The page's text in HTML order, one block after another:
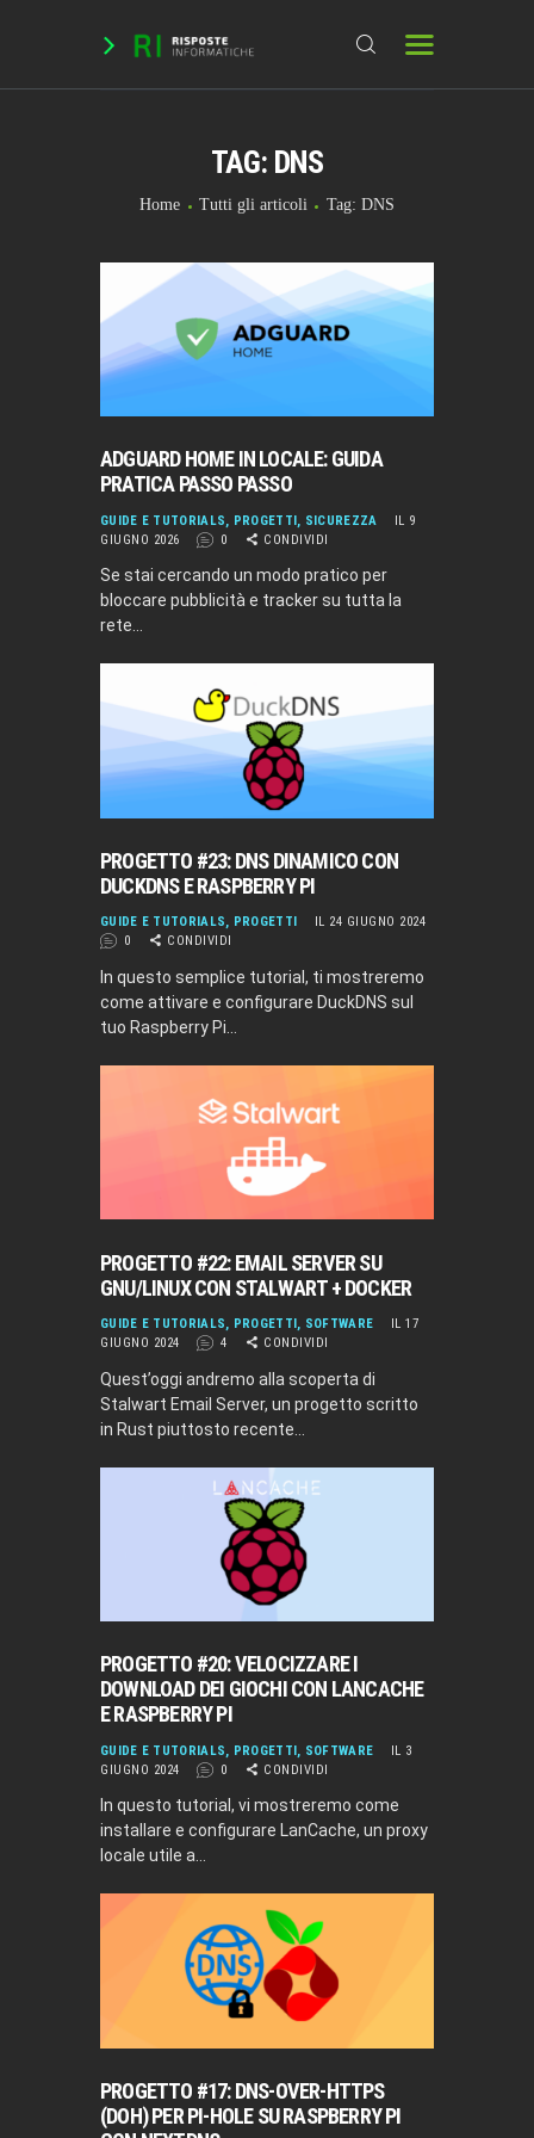
TAG: DNS
Home Tutti gli articoli Tag: DNS
DOMANDE & RICHIESTE
BLOG
FORUM
INFO
ADGUARD HOME IN LOCALE: GUIDA
PRATICA PASSO PASSO
GUIDE E TUTORIALS PROGETTI SICUREZZA
IL 9
GIUGNO 2026
0 CONDIVIDI
Se stai cercando un modo pratico per
bloccare pubblicità e tracker su tutta la
rete…
PROGETTO #23: DNS DINAMICO CON
DUCKDNS E RASPBERRY PI
GUIDE E TUTORIALS, PROGETTI
IL 24 GIUGNO 2024
0
CONDIVIDI
In questo semplice tutorial, ti mostreremo
come attivare e configurare DuckDNS sul
tuo Raspberry Pi…
PROGETTO #22: EMAIL SERVER SU
GNU/LINUX CON STALWART + DOCKER
GUIDE E TUTORIALS, PROGETTI, SOFTWARE
IL 17
GIUGNO 2024
4 CONDIVIDI
Quest’oggi andremo alla scoperta di
Stalwart Email Server, un progetto scritto
in Rust piuttosto recente…
PROGETTO #20: VELOCIZZARE I
DOWNLOAD DEI GIOCHI CON LANCACHE
E RASPBERRY PI
GUIDE E TUTORIALS PROGETTI SOFTWARE
IL 3
GIUGNO 2024
0 CONDIVIDI
In questo tutorial, vi mostreremo come
installare e configurare LanCache, un proxy
locale utile a…
PROGETTO #17: DNS-OVER-HTTPS
(DOH) PER PI-HOLE SU RASPBERRY PI